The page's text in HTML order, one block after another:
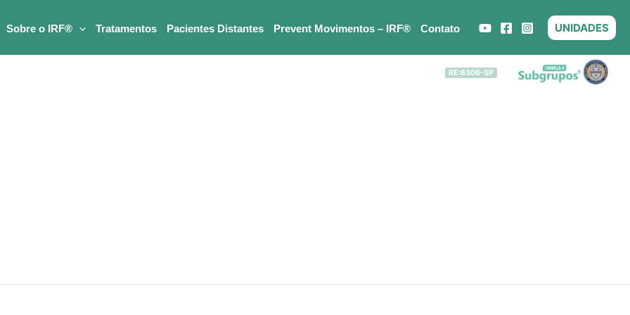
Sobre o IRF® Tratamentos Pacientes Distantes Prevent Movimentos – IRF® Contato UNIDADES
RE:6306-SP